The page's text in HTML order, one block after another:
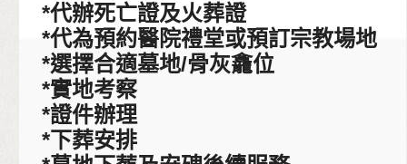
*代辦死亡證及火葬證
*代為預約醫院禮堂或預訂宗教場地
*選擇合適墓地/骨灰龕位
*實地考察
*證件辦理
*下葬安排